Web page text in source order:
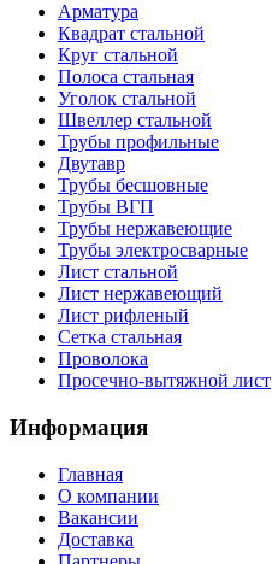
Арматура
Квадрат стальной
Круг стальной
Полоса стальная
Уголок стальной
Швеллер стальной
Трубы профильные
Двутавр
Трубы бесшовные
Трубы ВГП
Трубы нержавеющие
Трубы электросварные
Лист стальной
Лист нержавеющий
Лист рифленый
Сетка стальная
Проволока
Просечно-вытяжной лист
Информация
Главная
О компании
Вакансии
Доставка